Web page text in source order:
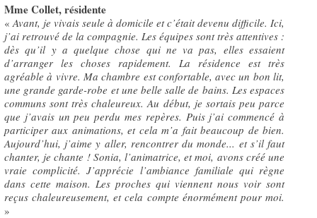
Mme Collet, résidente
« Avant, je vivais seule à domicile et c’était devenu difficile. Ici,
j’ai retrouvé de la compagnie. Les équipes sont très attentives :
dès qu’il y a quelque chose qui ne va pas, elles essaient
d’arranger les choses rapidement. La résidence est très
agréable à vivre. Ma chambre est confortable, avec un bon lit,
une grande garde-robe et une belle salle de bains. Les espaces
communs sont très chaleureux. Au début, je sortais peu parce
que j’avais un peu perdu mes repères. Puis j’ai commencé à
participer aux animations, et cela m’a fait beaucoup de bien.
Aujourd’hui, j’aime y aller, rencontrer du monde... et s’il faut
chanter, je chante ! Sonia, l’animatrice, et moi, avons créé une
vraie complicité. J’apprécie l’ambiance familiale qui règne
dans cette maison. Les proches qui viennent nous voir sont
reçus chaleureusement, et cela compte énormément pour moi.
»